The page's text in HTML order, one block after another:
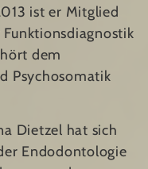
ist er Mitglied
dem
Psychosomatik
Dietzel hat sich
Endodontologie